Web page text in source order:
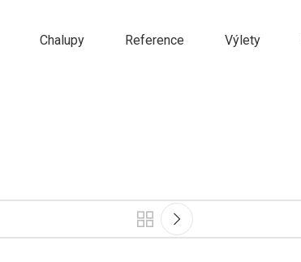
Chalupy Reference Výlety